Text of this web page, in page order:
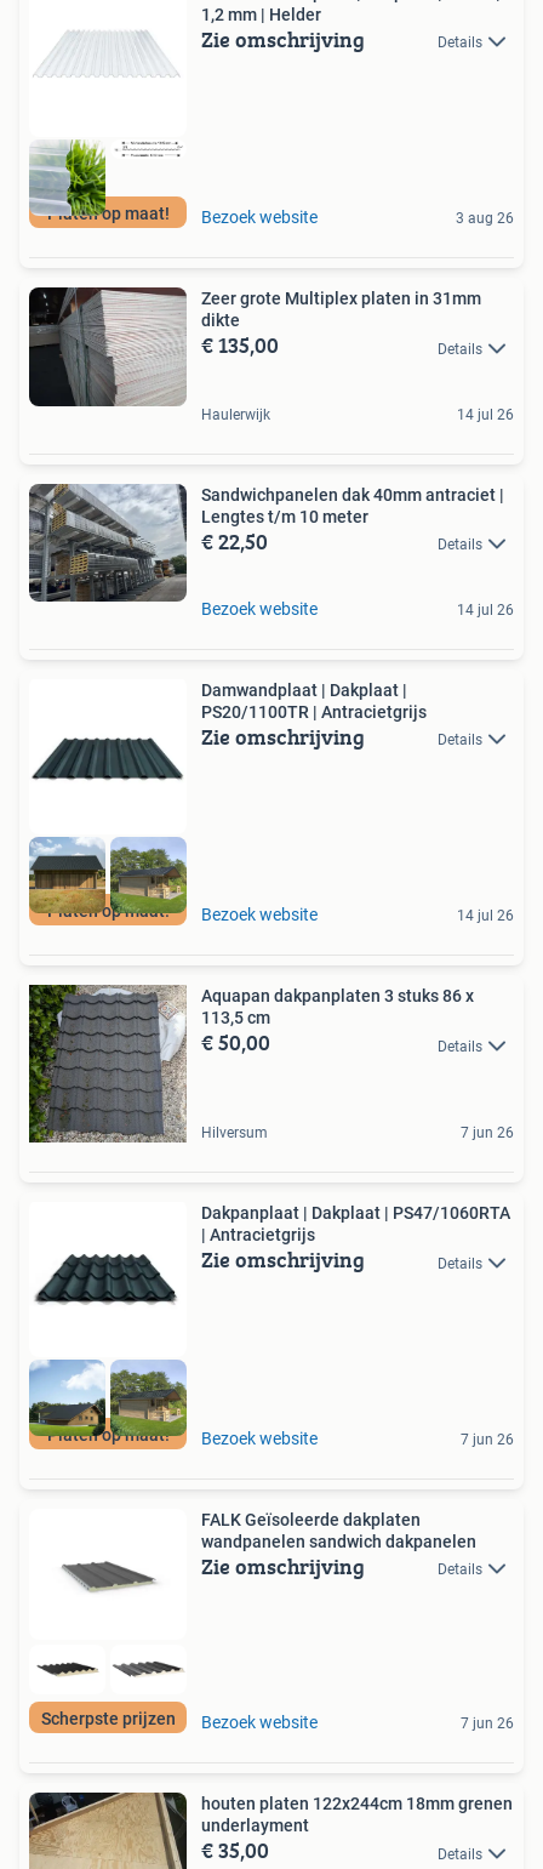
Platen op maat!
1,2 mm | Helder
Zie omschrijving Details
Bezoek website 3 aug 26
Zeer grote Multiplex platen in 31mm
dikte
€ 135,00 Details
Haulerwijk 14 jul 26
Sandwichpanelen dak 40mm antraciet |
Lengtes t/m 10 meter
€ 22,50 Details
Bezoek website 14 jul 26
Platen op maat!
Damwandplaat | Dakplaat |
PS20/1100TR | Antracietgrijs
Zie omschrijving Details
Bezoek website 14 jul 26
Aquapan dakpanplaten 3 stuks 86 x
113,5 cm
€ 50,00 Details
Hilversum 7 jun 26
Platen op maat!
Dakpanplaat | Dakplaat | PS47/1060RTA
| Antracietgrijs
Zie omschrijving Details
Bezoek website 7 jun 26
Scherpste prijzen
FALK Geïsoleerde dakplaten
wandpanelen sandwich dakpanelen
Zie omschrijving Details
Bezoek website 7 jun 26
houten platen 122x244cm 18mm grenen
underlayment
€ 35,00 Details